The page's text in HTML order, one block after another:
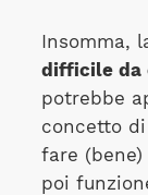
Insomma,
difficile da
potrebbe
concetto
fare (bene)
poi